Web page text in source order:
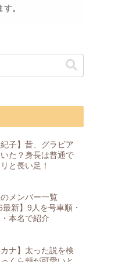
。
紀子】昔、グラビア
た？身長は普通で
と長い足！
メンバー一覧
最新】9人を号車順・
本名で紹介
カナ】太った説を検